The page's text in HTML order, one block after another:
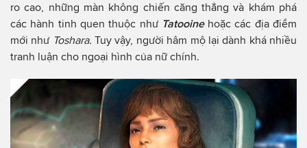
ro cao, những màn không chiến căng thẳng và khám phá
các hành tinh quen thuộc như Tatooine hoặc các địa điểm
mới như Toshara.Tuy vậy, người hâm mộ lại dành khá nhiều
tranh luận cho ngoại hình của nữ chính.